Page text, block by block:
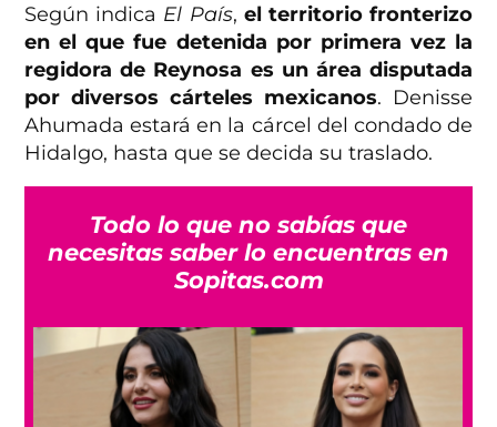
Según indica El País, el territorio fronterizo
en el que fue detenida por primera vez la
regidora de Reynosa es un área disputada
por diversos cárteles mexicanos. Denisse
Ahumada estará en la cárcel del condado de
Hidalgo, hasta que se decida su traslado.
Todo lo que no sabías que
necesitas saber lo encuentras en
Sopitas.com